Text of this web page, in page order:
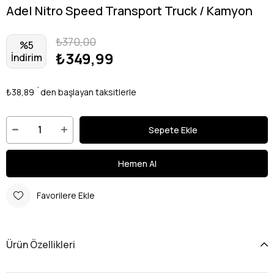
Adel Nitro Speed Transport Truck / Kamyon
%5
İndirim
₺370,00
₺349,99
₺38,89 `den başlayan taksitlerle
Favorilere Ekle
Ürün Özellikleri